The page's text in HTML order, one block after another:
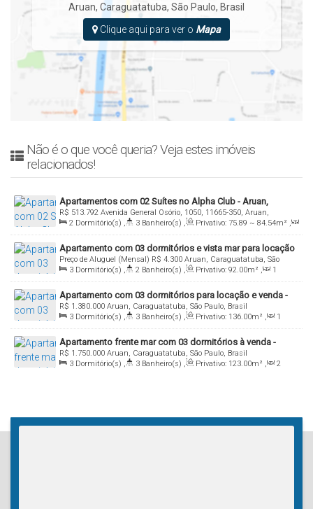
Aruan, Caraguatatuba, São Paulo, Brasil
Clique aqui para ver o Mapa
Não é o que você queria? Veja estes imóveis
relacionados!
Apartamentos com 02 Suítes no Alpha Club - Aruan,
Caraguatatuba/Sp
R$ 513.792 Avenida General Osório, 1050, 11665-350, Aruan,
Caraguatatuba, São Paulo, Brasil
2 Dormitório(s) , 3 Banheiro(s) , Privativo: 75.89 ~ 84.54m² ,
1 Sala(s) , 2 Suíte(s) , Total: 75.89~ 84.54m² , 1 ~ 2 Vaga(s) ,
120mDistância do Mar , Útil: 75.89 ~ 84.54m² ,
Terreno:
2550.00m²
Apartamento com 03 dormitórios e vista mar para locação
e venda - Condomínio Atlântico Imperial, Aruan,
Caraguatatuba/SP
R$ 4.300
Preço de Aluguel (Mensal)
Aruan, Caraguatatuba, São
Paulo, Brasil
3 Dormitório(s) , 2 Banheiro(s) , Privativo: 92.00m² ,
1
Sala(s) , 1 Suíte(s) , Total: 92.00m² , 1 Vaga(s) ,
Útil:
92.00m² , Terreno: 1500.00m²
Apartamento com 03 dormitórios para locação e venda -
Edifício Fontainebleau, Indaiá, Caraguatatuba/SP
R$ 1.380.000 Aruan, Caraguatatuba, São Paulo, Brasil
3 Dormitório(s) , 3 Banheiro(s) , Privativo: 136.00m² ,
1
Sala(s) , 2 Suíte(s) , Total: 136.00m² , 2 Vaga(s) ,
100m
Distância do Mar , Útil: 136.00m² , Terreno: 1500.00m²
Apartamento frente mar com 03 dormitórios à venda -
Aruan, Caraguatatuba/SP
R$ 1.750.000 Aruan, Caraguatatuba, São Paulo, Brasil
3 Dormitório(s) , 3 Banheiro(s) , Privativo: 123.00m² ,
2